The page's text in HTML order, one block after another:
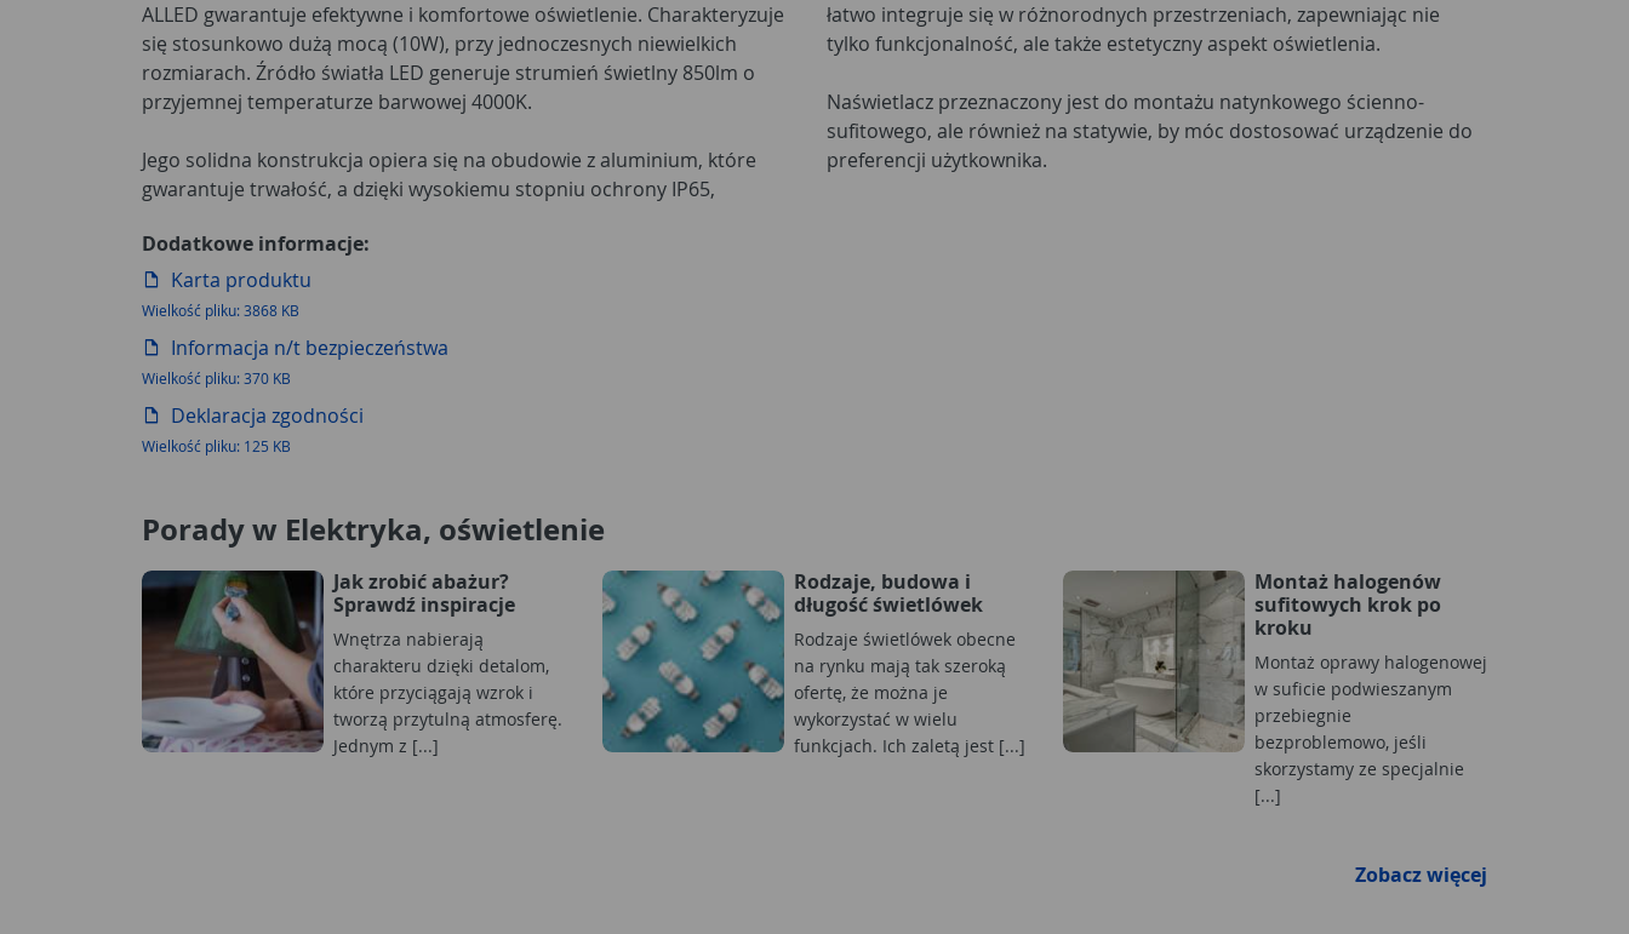
ALLED gwarantuje efektywne i komfortowe oświetlenie. Charakteryzuje
się stosunkowo dużą mocą (10W), przy jednoczesnych niewielkich
rozmiarach. Źródło światła LED generuje strumień świetlny 850lm o
przyjemnej temperaturze barwowej 4000K.
Jego solidna konstrukcja opiera się na obudowie z aluminium, które
gwarantuje trwałość, a dzięki wysokiemu stopniu ochrony IP65,
łatwo integruje się w różnorodnych przestrzeniach, zapewniając nie
tylko funkcjonalność, ale także estetyczny aspekt oświetlenia.
Naświetlacz przeznaczony jest do montażu natynkowego ścienno-
sufitowego, ale również na statywie, by móc dostosować urządzenie do
preferencji użytkownika.
Dodatkowe informacje:
Karta produktu
Wielkość pliku: 3868 KB
Informacja n/t bezpieczeństwa
Wielkość pliku: 370 KB
Deklaracja zgodności
Wielkość pliku: 125 KB
Porady w Elektryka, oświetlenie
Jak zrobić abażur?
Sprawdź inspiracje
Wnętrza nabierają
charakteru dzięki detalom,
które przyciągają wzrok i
tworzą przytulną atmosferę.
Jednym z [...]
Rodzaje, budowa i
długość świetlówek
Rodzaje świetlówek obecne
na rynku mają tak szeroką
ofertę, że można je
wykorzystać w wielu
funkcjach. Ich zaletą jest [...]
Montaż halogenów
sufitowych krok po
kroku
Montaż oprawy halogenowej
w suficie podwieszanym
przebiegnie
bezproblemowo, jeśli
skorzystamy ze specjalnie
[...]
Zobacz więcej